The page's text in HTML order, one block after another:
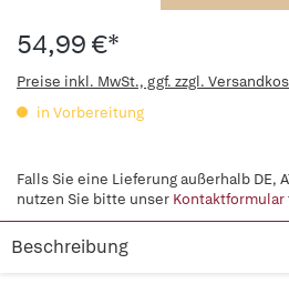
54,99 €*
Preise inkl. MwSt., ggf. zzgl.
in Vorbereitung
Falls Sie eine Lieferung außerhalb DE,
nutzen Sie bitte unser Kontaktformular
Beschreibung